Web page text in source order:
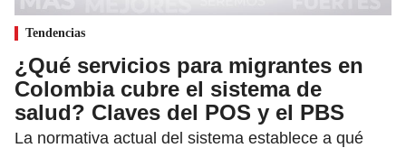
Tendencias
¿Qué servicios para migrantes en
Colombia cubre el sistema de
salud? Claves del POS y el PBS
La normativa actual del sistema establece a qué